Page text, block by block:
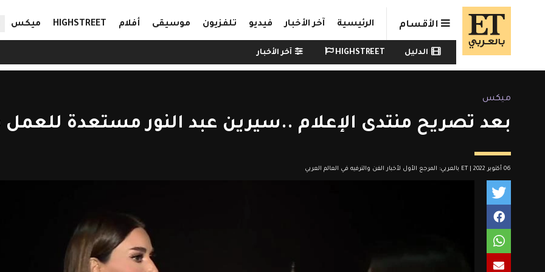
Skip to main content
الأقسام الرئيسية آخر الأخبار فيديو تلفزيون موسيقى أفلام HIGHSTREET ميكس
Watch menu
الدليل HIGHSTREET آخر الأخبار
ميكس
بعد تصريح منتدى الإعلام ..سيرين عبد النور مستعدة للعمل
06 أكتوبر 2022 | ET بالعربي: المرجع الأول لأخبار الفن والترفيه في العالم العربي